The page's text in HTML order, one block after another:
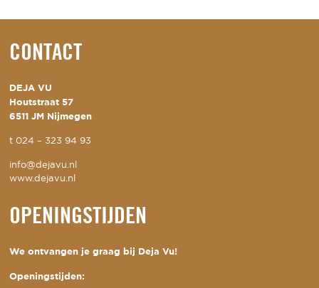
CONTACT
DEJA VU
Houtstraat 57
6511 JM Nijmegen
t024 – 323 94 93
info@dejavu.nl
www.dejavu.nl
OPENINGSTIJDEN
We ontvangen je graag bij Deja Vu!
Openingstijden: